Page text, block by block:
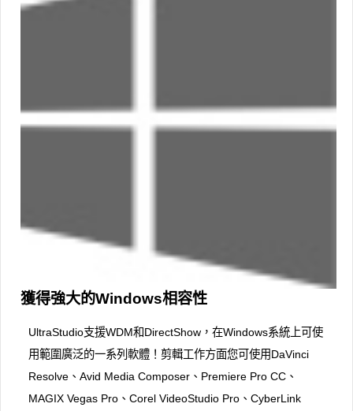
獲得強大的Windows相容性
UltraStudio支援WDM和DirectShow，在Windows系統上可使
用範圍廣泛的一系列軟體！剪輯工作方面您可使用DaVinci
Resolve、Avid Media Composer、Premiere Pro CC、
MAGIX Vegas Pro、Corel VideoStudio Pro、CyberLink